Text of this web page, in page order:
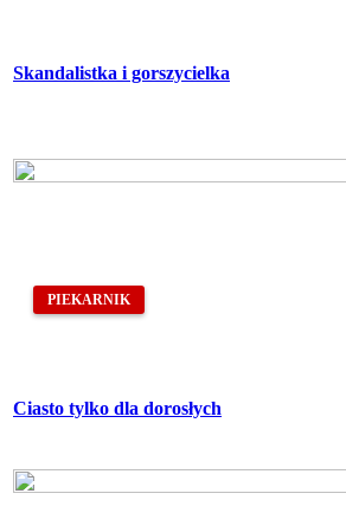
Skandalistka i gorszycielka
PIEKARNIK
Ciasto tylko dla dorosłych